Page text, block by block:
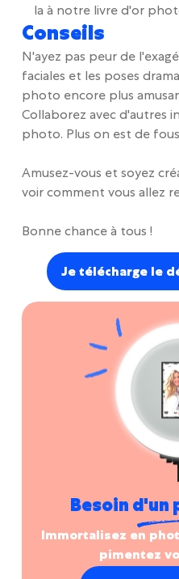
la à notre livre d'or
Conseils
N'ayez pas peur de
faciales et les poses
photo encore plus
Collaborez avec d'autres
photo. Plus on est de
Amusez-vous et soyez
voir comment vous allez
Bonne chance à tous !
Je télécharge le
Besoin d'un
Immortalisez en
pimentez